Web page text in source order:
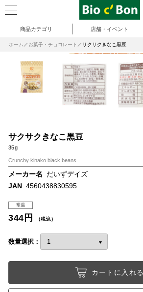
商品カテゴリ 店舗・イベント
ホーム お菓子・チョコレート サクサクきなこ黒豆
サクサクきなこ黒豆
35g
Crunchy kinako black beans
メーカー名
だいずデイズ
JAN 4560438830595
常温
344円 （税込）
数量選択：
カートに入れる